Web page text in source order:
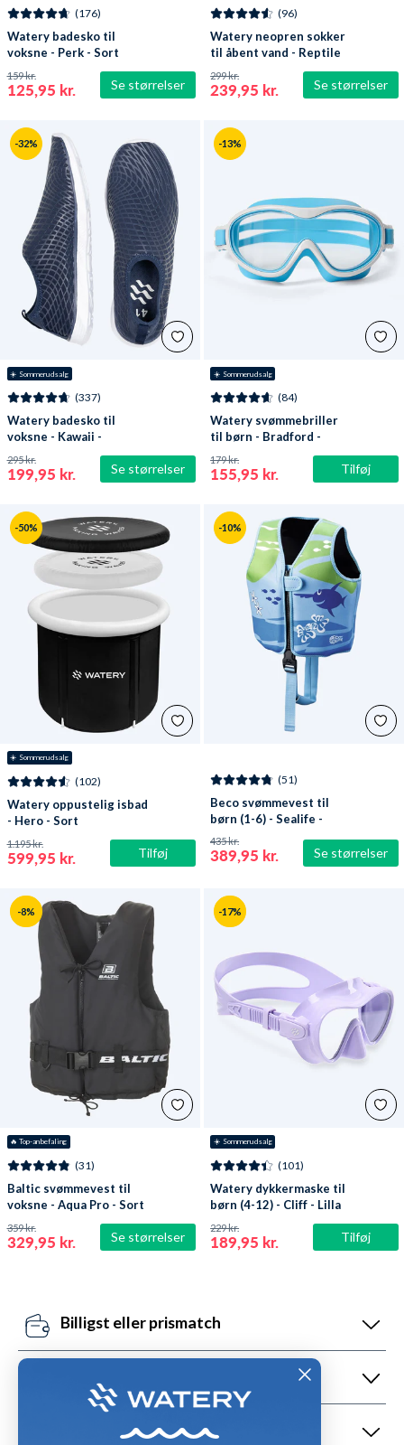
Se størrelser
(176)
Watery badesko til
voksne - Perk - Sort
125,95 kr.
159 kr.
Se størrelser
(96)
Watery neopren sokker
til åbent vand - Reptile
(3 mm) - Sort
239,95 kr.
299 kr.
-32%
☀️ Sommerudsalg
Se størrelser
(337)
Watery badesko til
voksne - Kawaii -
Mørkeblå
199,95 kr.
295 kr.
-13%
☀️ Sommerudsalg
Tilføj
(84)
Watery svømmebriller
til børn - Bradford -
Blå/hvid
155,95 kr.
179 kr.
-50%
☀️ Sommerudsalg
Tilføj
(102)
Watery oppustelig isbad
- Hero - Sort
599,95 kr.
1.195 kr.
-10%
Se størrelser
(51)
Beco svømmevest til
børn (1-6) - Sealife -
Lyseblå/grøn
389,95 kr.
435 kr.
-8%
🔥 Top-anbefaling
Se størrelser
(31)
Baltic svømmevest til
voksne - Aqua Pro - Sort
329,95 kr.
359 kr.
-17%
☀️ Sommerudsalg
Tilføj
(101)
Watery dykkermaske til
børn (4-12) - Cliff - Lilla
189,95 kr.
229 kr.
Billigst eller prismatch
Vores pris-robotter opdaterer dagligt alle vores
priser ift. konkurrenterne. Misser de, så udnyt vores
prismatch med svar indenfor 24 timer.
Med +6 år i markedet, så har vi hjulpet flere end
08-22 support